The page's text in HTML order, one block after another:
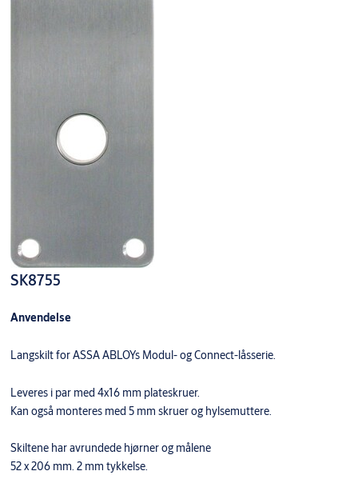
SK8755
Anvendelse
Langskilt for ASSA ABLOYs Modul- og Connect-låsserie.
Leveres i par med 4x16 mm plateskruer.
Kan også monteres med 5 mm skruer og hylsemuttere.
Skiltene har avrundede hjørner og målene
52 x 206 mm. 2 mm tykkelse.